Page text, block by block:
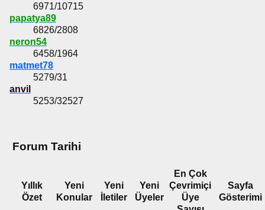
6971/10715
papatya89
6826/2808
neron54
6458/1964
matmet78
5279/31
anvil
5253/32527
Forum Tarihi
Yıllık
Özet
Yeni
Konular
Yeni
İletiler
Yeni
Üyeler
En Çok
Çevrimiçi
Üye
Sayfa
Gösterimi